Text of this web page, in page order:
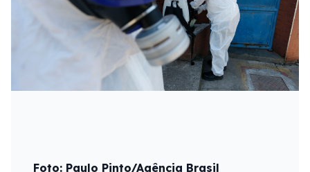
Foto: Paulo Pinto/Agência Brasil